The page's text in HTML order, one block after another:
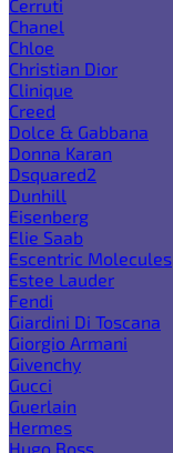
Cerruti
Chanel
Chloe
Christian Dior
Clinique
Creed
Dolce & Gabbana
Donna Karan
Dsquared2
Dunhill
Eisenberg
Elie Saab
Escentric Molecules
Estee Lauder
Fendi
Giardini Di Toscana
Giorgio Armani
Givenchy
Gucci
Guerlain
Hermes
Hugo Boss